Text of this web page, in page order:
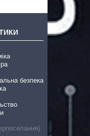
безпека